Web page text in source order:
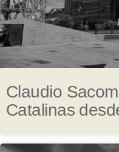
Claudio
Catalinas